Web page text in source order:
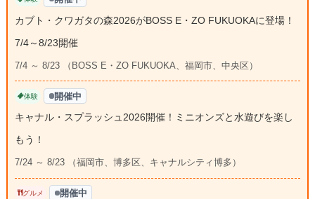
カブト・クワガタの森2026がBOSS E・ZO FUKUOKAに登場！
7/4～8/23開催
7/4 ～ 8/23 （BOSS E・ZO FUKUOKA、福岡市、中央区）
体験 開催中
キャナル・スプラッシュ2026開催！ミニオンズと水遊びを楽し
もう！
7/24 ～ 8/23 （福岡市、博多区、キャナルシティ博多）
グルメ 開催中